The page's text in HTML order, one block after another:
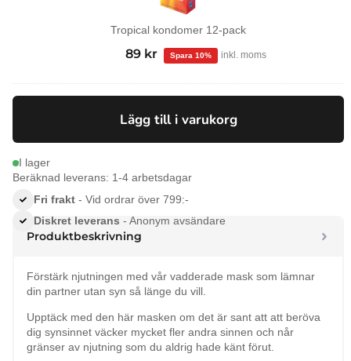
Tropical kondomer 12-pack
Det
priset
99 kr.
89 kr
Det
priset
89 kr.
inkl. moms
Lägg till i varukorg
I lager
Beräknad leverans: 1-4 arbetsdagar
Fri frakt - Vid ordrar över 799:-
Diskret leverans - Anonym avsändare
Produktbeskrivning
Förstärk njutningen med vår vadderade mask som lämnar
din partner utan syn så länge du vill.
Upptäck med den här masken om det är sant att att beröva
dig synsinnet väcker mycket fler andra sinnen och når
gränser av njutning som du aldrig hade känt förut.